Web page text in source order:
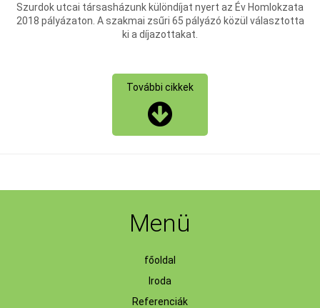
Szurdok utcai társasházunk különdíjat nyert az Év Homlokzata
2018 pályázaton. A szakmai zsűri 65 pályázó közül választotta
ki a díjazottakat.
További cikkek
Menü
főoldal
Iroda
Referenciák